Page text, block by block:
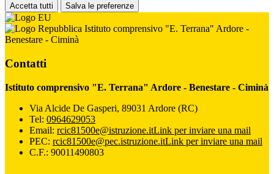
Accetta tutti Salva le preferenze
Istituto comprensivo "E. Terrana" Ardore -
Benestare - Ciminà
Contatti
Istituto comprensivo "E. Terrana" Ardore - Benestare - Ciminà
Via Alcide De Gasperi, 89031 Ardore (RC)
Tel: 0964629053
Email: rcic81500e@istruzione.itLink per inviare una mail
PEC: rcic81500e@pec.istruzione.itLink per inviare una mail
C.F.: 90011490803